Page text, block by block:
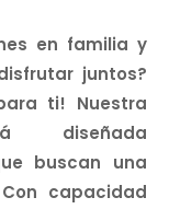
en familia y
juntos?
ti! Nuestra
diseñada
buscan una
capacidad